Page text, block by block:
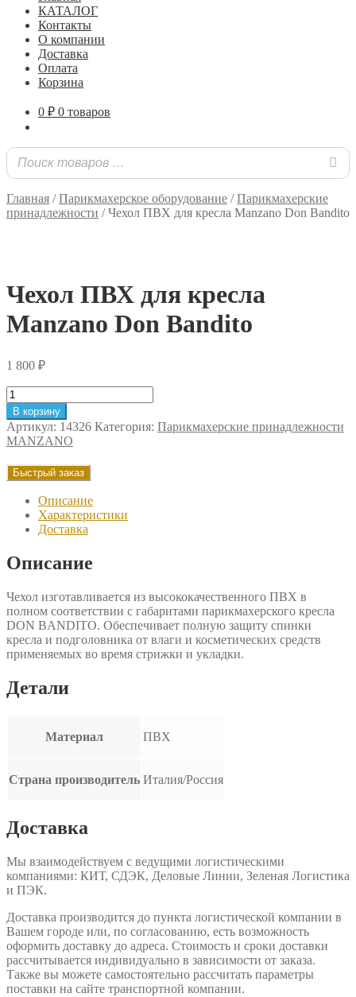
КАТАЛОГ
Контакты
О компании
Доставка
Оплата
Корзина
0 ₽ 0 товаров
Главная /Парикмахерское оборудование /Парикмахерские
принадлежности /Чехол ПВХ для кресла Manzano Don Bandito
Чехол ПВХ для кресла
Manzano Don Bandito
1 800 ₽
Количество
товара
Чехол
ПВХ
для
кресла
Manzano
Bandito
В корзину
Артикул: 14326 Категория: Парикмахерские принадлежности
MANZANO
Быстрый заказ
Описание
Характеристики
Доставка
Описание
Чехол изготавливается из высококачественного ПВХ в
полном соответствии с габаритами парикмахерского кресла
DON BANDITO. Обеспечивает полную защиту спинки
кресла и подголовника от влаги и косметических средств
применяемых во время стрижки и укладки.
Детали
Материал ПВХ
Страна производитель Италия/Россия
Доставка
Мы взаимодействуем с ведущими логистическими
компаниями: КИТ, СДЭК, Деловые Линии, Зеленая Логистика
и ПЭК.
Доставка производится до пункта логистической компании в
Вашем городе или, по согласованию, есть возможность
оформить доставку до адреса. Стоимость и сроки доставки
рассчитывается индивидуально в зависимости от заказа.
Также вы можете самостоятельно рассчитать параметры
поставки на сайте транспортной компании.